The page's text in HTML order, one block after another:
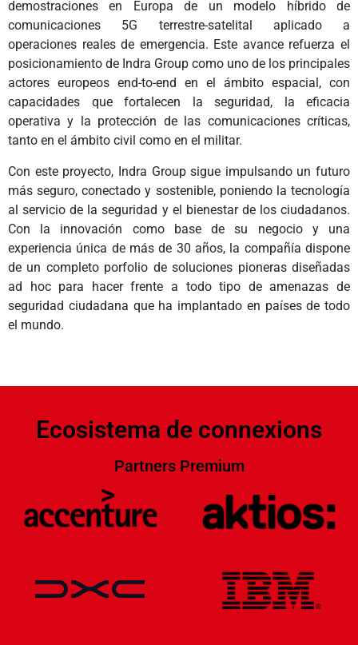
demostraciones en Europa de un modelo híbrido de
comunicaciones 5G terrestre-satelital aplicado a
operaciones reales de emergencia. Este avance refuerza el
posicionamiento de Indra Group como uno de los principales
actores europeos end-to-end en el ámbito espacial, con
capacidades que fortalecen la seguridad, la eficacia
operativa y la protección de las comunicaciones críticas,
tanto en el ámbito civil como en el militar.
Con este proyecto, Indra Group sigue impulsando un futuro
más seguro, conectado y sostenible, poniendo la tecnología
al servicio de la seguridad y el bienestar de los ciudadanos.
Con la innovación como base de su negocio y una
experiencia única de más de 30 años, la compañía dispone
de un completo porfolio de soluciones pioneras diseñadas
ad hoc para hacer frente a todo tipo de amenazas de
seguridad ciudadana que ha implantado en países de todo
el mundo.
Ecosistema de connexions
Partners Premium